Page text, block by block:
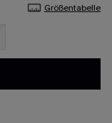
Größentabelle